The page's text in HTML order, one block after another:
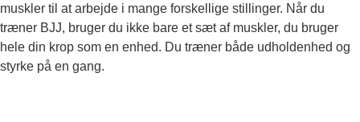
muskler til at arbejde i mange forskellige stillinger. Når du
træner BJJ, bruger du ikke bare et sæt af muskler, du bruger
hele din krop som en enhed. Du træner både udholdenhed og
styrke på en gang.